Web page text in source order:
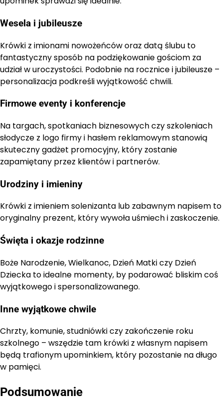
Wesela i jubileusze
Krówki z imionami nowożeńców oraz datą ślubu to
fantastyczny sposób na podziękowanie gościom za
udział w uroczystości. Podobnie na rocznice i jubileusze –
personalizacja podkreśli wyjątkowość chwili.
Firmowe eventy i konferencje
Na targach, spotkaniach biznesowych czy szkoleniach
słodycze z logo firmy i hasłem reklamowym stanowią
skuteczny gadżet promocyjny, który zostanie
zapamiętany przez klientów i partnerów.
Urodziny i imieniny
Krówki z imieniem solenizanta lub zabawnym napisem to
oryginalny prezent, który wywoła uśmiech i zaskoczenie.
Święta i okazje rodzinne
Boże Narodzenie, Wielkanoc, Dzień Matki czy Dzień
Dziecka to idealne momenty, by podarować bliskim coś
wyjątkowego i spersonalizowanego.
Inne wyjątkowe chwile
Chrzty, komunie, studniówki czy zakończenie roku
szkolnego – wszędzie tam krówki z własnym napisem
będą trafionym upominkiem, który pozostanie na długo
w pamięci.
Podsumowanie